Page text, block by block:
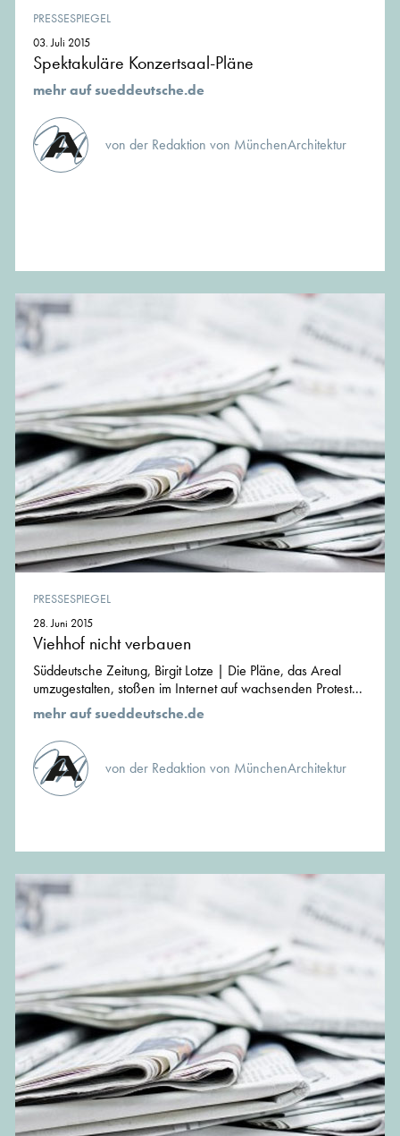
PRESSESPIEGEL
03. Juli 2015
Spektakuläre Konzertsaal-Pläne
mehr auf sueddeutsche.de
von der Redaktion von MünchenArchitektur
PRESSESPIEGEL
28. Juni 2015
Viehhof nicht verbauen
Süddeutsche Zeitung, Birgit Lotze | Die Pläne, das Areal
umzugestalten, stoßen im Internet auf wachsenden Protest...
mehr auf sueddeutsche.de
von der Redaktion von MünchenArchitektur